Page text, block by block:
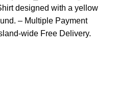
designed with a yellow
– Multiple Payment
wide Free Delivery.